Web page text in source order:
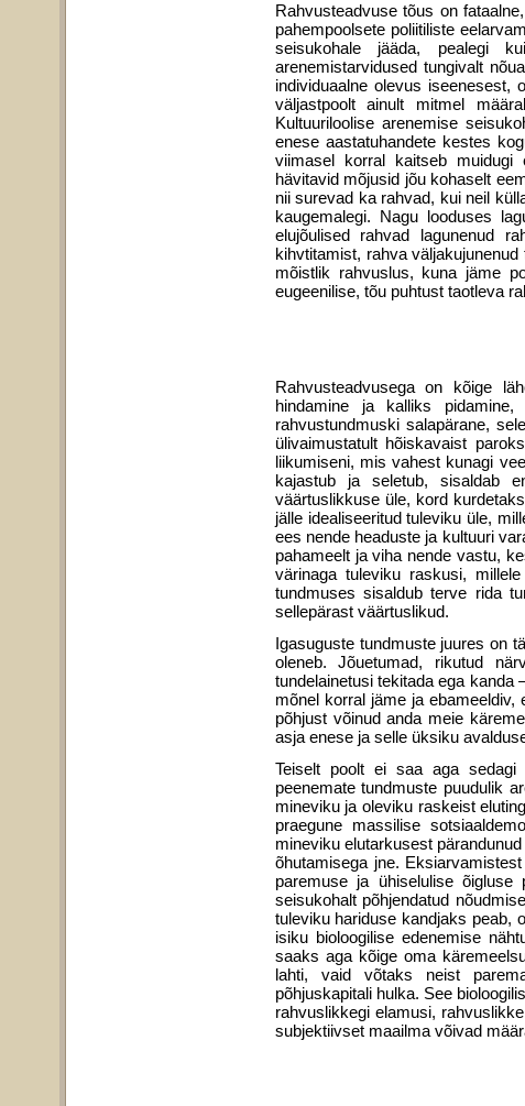
Rahvusteadvuse tõus on
pahempoolsete poliitiliste
seisukohale jääda, pealegi
arenemistarvidused tungivalt
individuaalne olevus iseenesest,
väljastpoolt ainult mitmel
Kultuuriloolise arenemise
enese aastatuhandete kestes
viimasel korral kaitseb muidugi
hävitavid mõjusid jõu kohaselt
nii surevad ka rahvad, kui neil
kaugemalegi. Nagu looduses
elujõulised rahvad lagunenud
kihvtitamist, rahva
mõistlik rahvuslus, kuna jäme
eugeenilise, tõu puhtust taotleva
Rahvusteadvusega on kõige
hindamine ja kalliks
rahvustundmuski salapärane,
ülivaimustatult hõiskavaist
liikumiseni, mis vahest kunagi
kajastub ja seletub, sisaldab
väärtuslikkuse üle, kord
jälle idealiseeritud tuleviku üle,
ees nende headuste ja kultuuri
pahameelt ja viha nende vastu,
värinaga tuleviku raskusi,
tundmuses sisaldub terve rida
sellepärast väärtuslikud.
Igasuguste tundmuste juures on
oleneb. Jõuetumad, rikutud
tundelainetusi tekitada ega
mõnel korral jäme ja
põhjust võinud anda meie
asja enese ja selle üksiku
Teiselt poolt ei saa aga sedagi
peenemate tund­muste puudulik
mineviku ja oleviku raskeist
praegune massilise
mineviku elutarkusest
õhu­tamisega jne.
paremuse ja ühis­elulise
seisukohalt põhjendatud
tuleviku hariduse kandjaks peab,
isiku bioloogilise edenemise
saaks aga kõige oma
lahti, vaid võtaks neist
põhjuskapitali hulka. See
rahvuslikkegi elamusi,
subjektiivset maailma võivad